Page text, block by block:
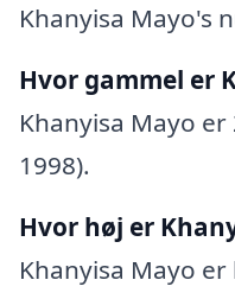
Khanyisa Mayo's
Hvor gammel er
Khanyisa Mayo
1998).
Hvor høj er
Khanyisa Mayo er